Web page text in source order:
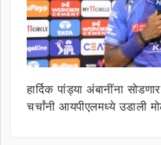
हार्दिक पांड्या अंबानींना
चर्चांनी आयपीएलमध्ये उडाली